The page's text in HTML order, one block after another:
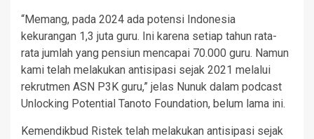
“Memang, pada 2024 ada potensi Indonesia
kekurangan 1,3 juta guru. Ini karena setiap tahun rata-
rata jumlah yang pensiun mencapai 70.000 guru. Namun
kami telah melakukan antisipasi sejak 2021 melalui
rekrutmen ASN P3K guru,” jelas Nunuk dalam podcast
Unlocking Potential Tanoto Foundation, belum lama ini.
Kemendikbud Ristek telah melakukan antisipasi sejak